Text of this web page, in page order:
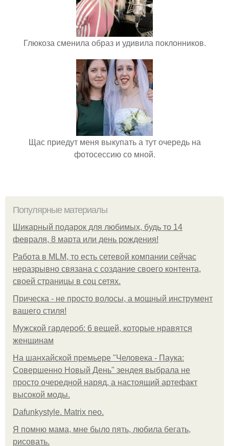
Глюкоза сменила образ и удивила поклонников.
Щас приедут меня выкупать а тут очередь на
фотосессию со мной.
Популярные материалы
Шикарный подарок для любимых, будь то 14
февраля, 8 марта или день рождения!
Работа в MLM, то есть сетевой компании сейчас
неразрывно связана с создание своего контента,
своей страницы в соц сетях.
Прическа - не просто волосы, а мощный инструмент
вашего стиля!
Мужской гардероб: 6 вещей, которые нравятся
женщинам
На шанхайской премьере "Человека - Паука:
Совершенно Новый День" зендея выбрала не
просто очередной наряд, а настоящий артефакт
высокой моды.
Dafunkystyle. Matrix neo.
Я помню мама, мне было пять, любила бегать,
рисовать.